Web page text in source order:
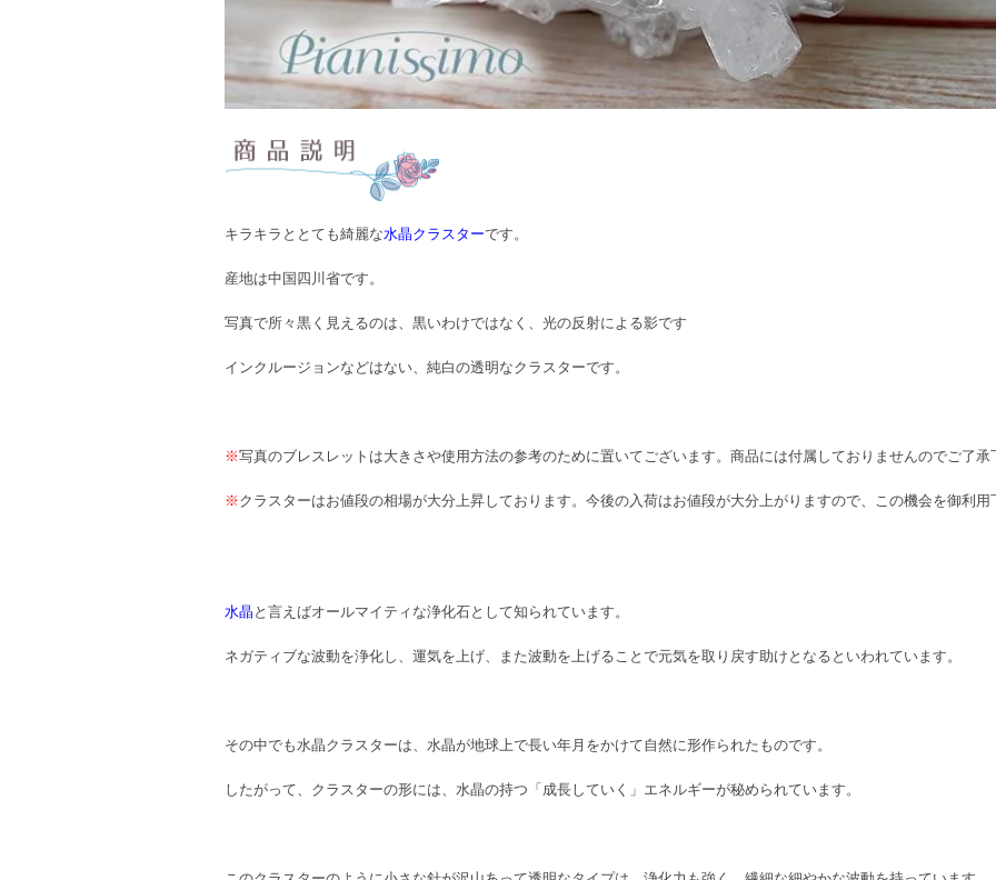
キラキラととても綺麗な水晶クラスターです。
産地は中国四川省です。
写真で所々黒く見えるのは、黒いわけではなく、光の反射による影です
インクルージョンなどはない、純白の透明なクラスターです。
※写真のブレスレットは大きさや使用方法の参考のために置いてございます。商品には付属しておりませんのでご了承
※ クラスターはお値段の相場が大分上昇しております。今後の入荷はお値段が大分上がりますので、この機会を御利用
水晶 と言えばオールマイティな浄化石として知られています。
ネガティブな波動を浄化し、運気を上げ、また波動を上げることで元気を取り戻す助けとなるといわれています。
その中でも水晶クラスターは、水晶が地球上で長い年月をかけて自然に形作られたものです。
したがって、クラスターの形には、水晶の持つ「成長していく」エネルギーが秘められています。